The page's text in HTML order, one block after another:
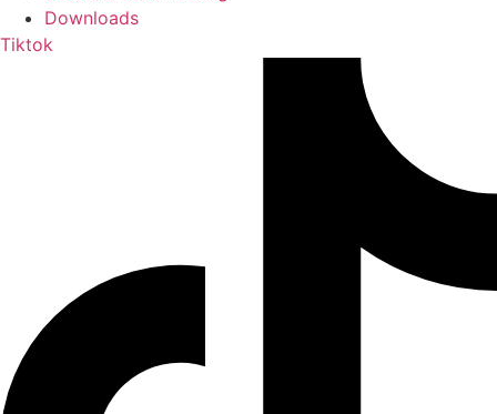
Downloads
Tiktok